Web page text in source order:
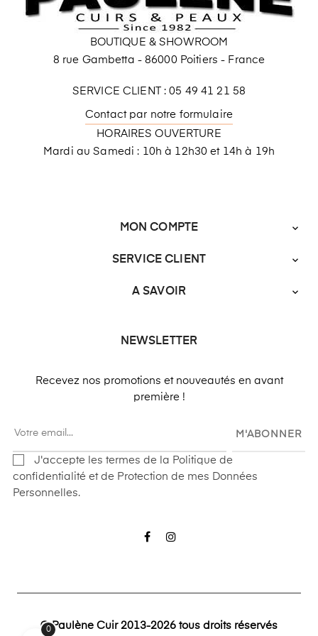
BOUTIQUE & SHOWROOM
8 rue Gambetta - 86000 Poitiers - France
SERVICE CLIENT : 05 49 41 21 58
Contact par notre formulaire
HORAIRES OUVERTURE
Mardi au Samedi : 10h à 12h30 et 14h à 19h
MON COMPTE 
SERVICE CLIENT 
A SAVOIR 
NEWSLETTER
Recevez nos promotions et nouveautés en avant
première !
M'ABONNER
J'accepte les termes de la Politique de
confidentialité et de Protection de mes Données
Personnelles.
Facebook
© Paulène Cuir 2013-2026 tous droits réservés
0